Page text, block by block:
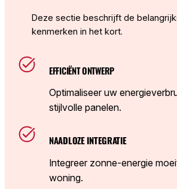
Deze sectie beschrijft de
kenmerken in het kort.
EFFICIËNT ONTWERP
Optimaliseer uw
stijlvolle panelen.
NAADLOZE INTEGRATIE
Integreer zonne-energie
woning.